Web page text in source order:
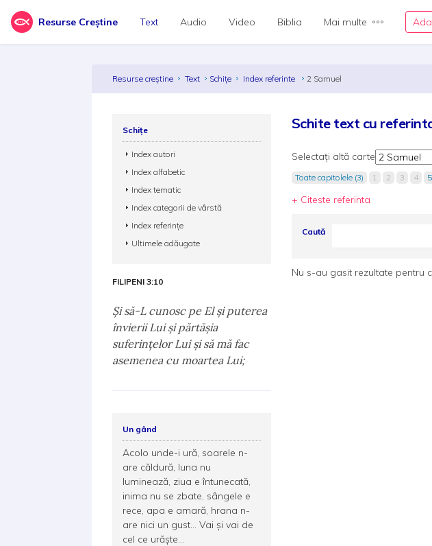
Resurse Creștine Text Audio Video Biblia Mai multe
Resurse creștine Text Schițe Index referinte 2 Samuel
Schite text cu
Selectați altă carte
Toate capitolele (3) 1 2 3 4
+ Citeste referinta
Caută
Nu s-au gasit rezultate pentru
Schițe
Index autori
Index alfabetic
Index tematic
Index categorii de vârstă
Index referințe
Ultimele adăugate
FILIPENI 3:10
Şi să-L cunosc pe El şi puterea
învierii Lui şi părtăşia
suferinţelor Lui şi să mă fac
asemenea cu moartea Lui;
Un gând
Acolo unde-i ură, soarele n-
are căldură, luna nu
luminează, ziua e întunecată,
inima nu se zbate, sângele e
rece, apa e amară, hrana n-
are nici un gust... Vai şi vai de
cel ce urăşte...